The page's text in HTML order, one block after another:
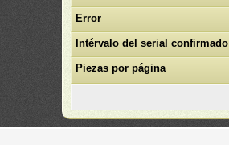
Error
Intérvalo del serial confirmado
Piezas por página